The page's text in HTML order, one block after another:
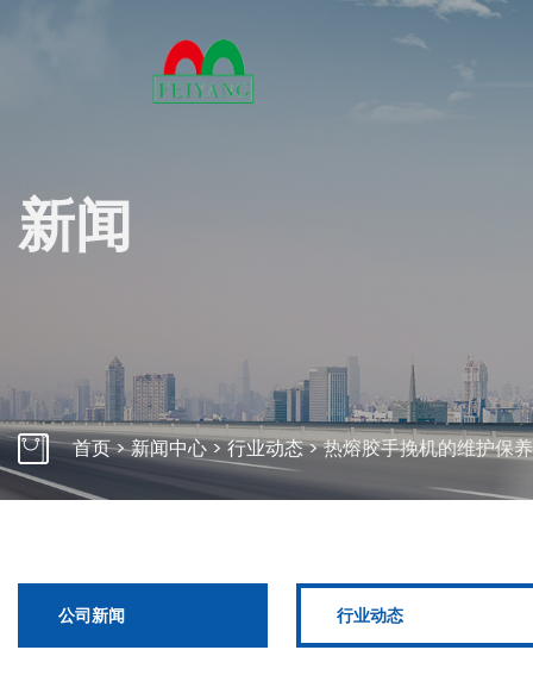
了解
自动束带机桌面式 自动束带
新闻
首页>新闻中心>行业动态>热熔胶手挽机的维护保
公司新闻 行业动态